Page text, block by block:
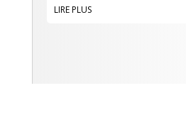
LIRE PLUS